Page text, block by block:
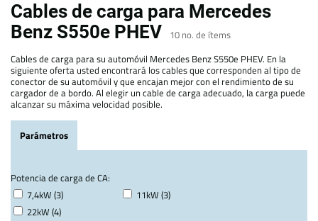
Cables de carga para Mercedes
Benz S550e PHEV 10 no. de ítems
Cables de carga para su automóvil Mercedes Benz S550e PHEV. En la
siguiente oferta usted encontrará los cables que corresponden al tipo de
conector de su automóvil y que encajan mejor con el rendimiento de su
cargador de a bordo. Al elegir un cable de carga adecuado, la carga puede
alcanzar su máxima velocidad posible.
Parámetros
Potencia de carga de CA:
7,4kW (3)
11kW (3)
22kW (4)